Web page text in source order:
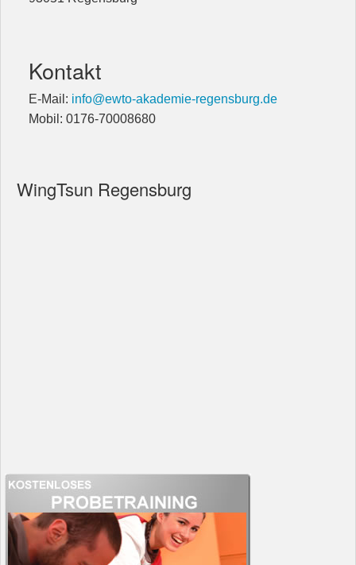
Kontakt
E-Mail: info@ewto-akademie-regensburg.de
Mobil: 0176-70008680
WingTsun Regensburg